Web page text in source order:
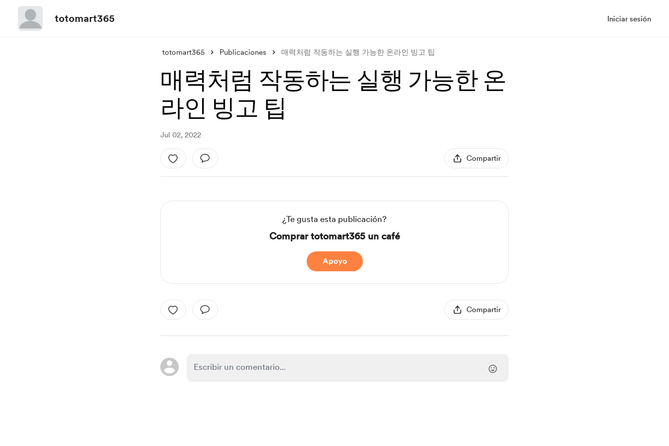
totomart365 Iniciar sesión
totomart365 Publicaciones 매력처럼 작동하는 실행 가능한 온라인 빙고 팁
매력처럼 작동하는 실행 가능한 온
라인 빙고 팁
Jul 02, 2022
Compartir
¿Te gusta esta publicación?
Comprar totomart365 un café
Apoyo
Compartir